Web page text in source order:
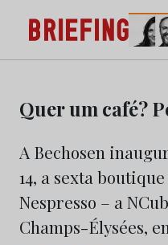
content
Briefing: Todas as
Marketing e da
Quer um café?
A Bechosen
14, a sexta
Nespresso – a
Champs-Élysées,